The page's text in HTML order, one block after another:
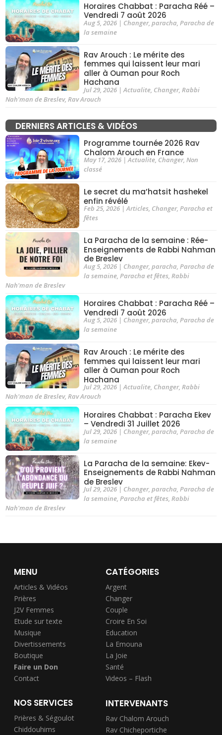
Horaires Chabbat : Paracha Réé –
Vendredi 7 août 2026
Aug 5, 2026| Changer, paracha Paracha de
la semaine
Rav Arouch : Le mérite des
femmes qui laissent leur mari
aller à Ouman pour Roch
Hachana
Jul 29, 2026| Actualite, Changer, Rabbi
Nah'man de Breslev, Rav Arouch
DERNIERS ARTICLES & VIDÉOS
Programme tournée 2026 Rav
Chalom Arouch en France
May 17, 2026|Actualite, Changer, Non
classé
Le secret du ma’hatsit hashekel
enfin révélé
Feb 25, 2026|Articles, Changer, Paracha et
fêtes
La Paracha de la semaine : Rée-
Enseignements de Rabbi Nahman
de Breslev
Aug 5, 2026| Changer, paracha, Paracha de
la semaine, Paracha et fêtes, Rabbi
Nah'man de Breslev
Horaires Chabbat : Paracha Réé –
Vendredi 7 août 2026
Aug 5, 2026| Changer, paracha, Paracha de
la semaine
Rav Arouch : Le mérite des
femmes qui laissent leur mari
aller à Ouman pour Roch
Hachana
Jul 29, 2026|Actualite, Changer, Rabbi
Nah'man de Breslev,Rav Arouch
Horaires Chabbat : Paracha Ekev
– Vendredi 31 Juillet 2026
Jul 29, 2026| Changer, paracha, Paracha de
la semaine
La Paracha de la semaine: Ekev-
Enseignements de Rabbi Nahman
de Breslev
Jul 29, 2026| Changer, paracha, Paracha de
la semaine, Paracha et fêtes, Rabbi
Nah'man de Breslev
MENU
Articles & Vidéos
Prières
J2V Femmes
Etude sur texte
Musique
Divertissements
Boutique
Faire un Don
Contact
CATÉGORIES
Argent
Changer
Couple
Croire En Soi
Education
La Emouna
La Joie
Santé
Videos – Flash
NOS SERVICES
Prières & Ségoulot
Chiddouhims
INTERVENANTS
Rav Chalom Arouch
Rav Chicheportiche